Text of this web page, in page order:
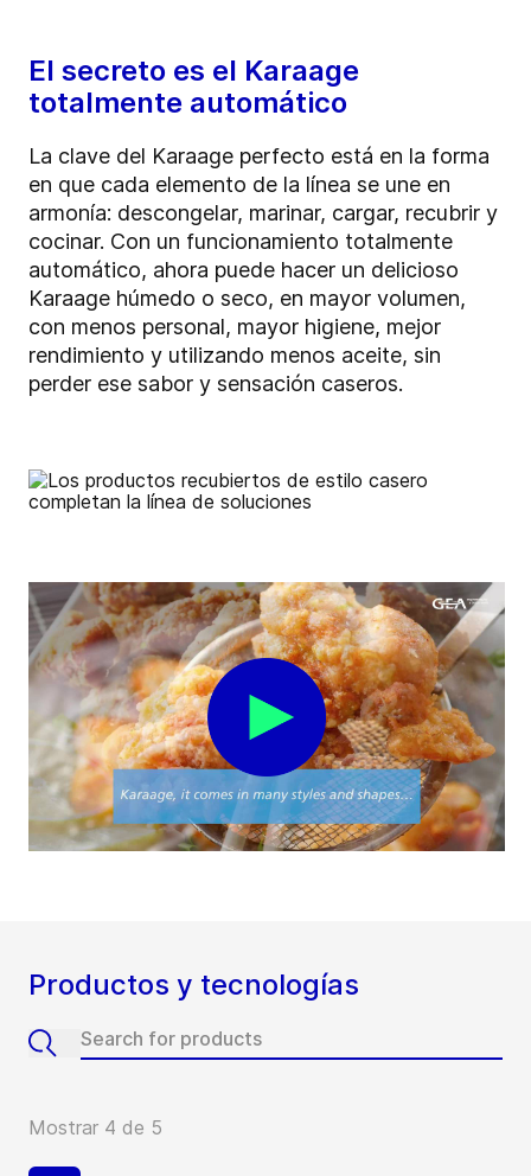
El secreto es el Karaage
totalmente automático
La clave del Karaage perfecto está en la forma
en que cada elemento de la línea se une en
armonía: descongelar, marinar, cargar, recubrir y
cocinar. Con un funcionamiento totalmente
automático, ahora puede hacer un delicioso
Karaage húmedo o seco, en mayor volumen,
con menos personal, mayor higiene, mejor
rendimiento y utilizando menos aceite, sin
perder ese sabor y sensación caseros.
Productos y tecnologías
Mostrar 4 de 5